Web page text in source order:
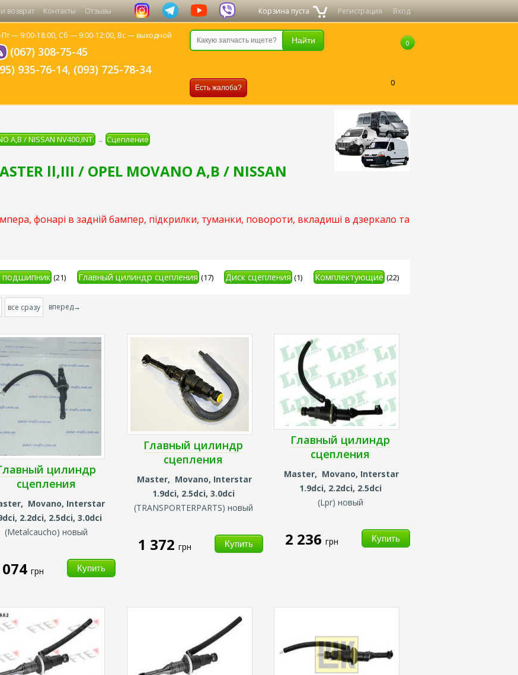
возврат Контакты Отзывы Регистрация Вход
Корзина пуста
— 9:00-18:00, Сб — 9:00-12:00, Вс — выходной
(067) 308-75-45
935-76-14, (093) 725-78-34
Есть жалоба?
0
0
A,B / NISSAN NV400,INT. → Сцепление
ll,III / OPEL MOVANO A,B / NISSAN
фонарі в задній бампер, підкрилки, туманки, повороти, вкладиші в дзеркало та
(21) Главный цилиндр сцепления (17) Диск сцепления (1) Комплектующие (22)
все сразу вперед→
цилиндр
сцепления
Movano, Interstar
2.2dci, 2.5dci, 3.0dci
(Metalcaucho) новый
074грн
Главный цилиндр
сцепления
Master, Movano, Interstar
1.9dci, 2.5dci, 3.0dci
(TRANSPORTERPARTS) новый
1 372 грн
Главный цилиндр
сцепления
Master, Movano, Interstar
1.9dci, 2.2dci, 2.5dci
(Lpr) новый
2 236 грн